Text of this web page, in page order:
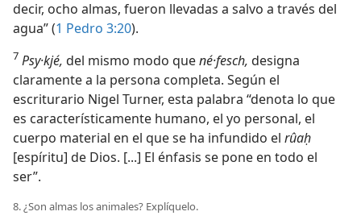
decir, ocho almas, fueron llevadas a salvo a través del
agua” (1 Pedro 3:20).
7 Psy·kjé, del mismo modo quené·fesch, designa
claramente a la persona completa. Según el
escriturario Nigel Turner, esta palabra “denota lo que
es característicamente humano, el yo personal, el
cuerpo material en el que se ha infundido el rûaḥ
[espíritu] de Dios. [...] El énfasis se pone en todo el
ser”.
8. ¿Son almas los animales? Explíquelo.